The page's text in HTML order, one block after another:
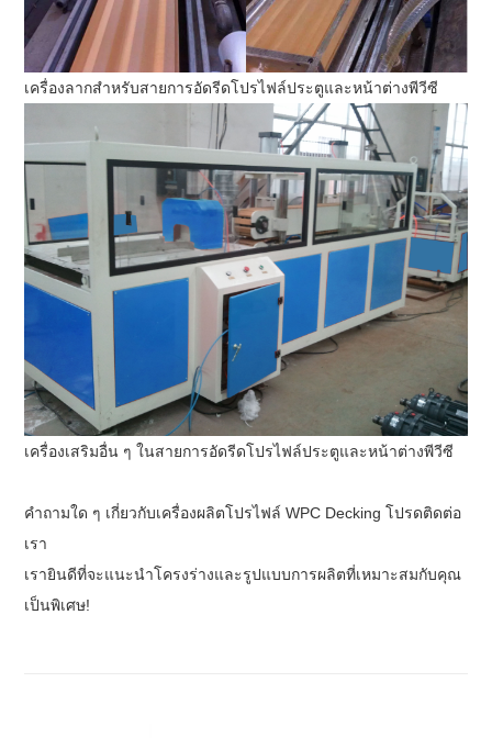
เครื่องลากสำหรับสายการอัดรีดโปรไฟล์ประตูและหน้าต่างพีวีซี
เครื่องเสริมอื่น ๆ ในสายการอัดรีดโปรไฟล์ประตูและหน้าต่างพีวีซี
คำถามใด ๆ เกี่ยวกับเครื่องผลิตโปรไฟล์ WPC Decking โปรดติดต่อ
เรา
เรายินดีที่จะแนะนำโครงร่างและรูปแบบการผลิตที่เหมาะสมกับคุณ
เป็นพิเศษ!